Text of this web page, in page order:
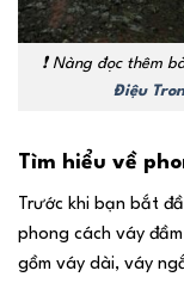
❗ Nàng đọc thêm
Điệu
Tìm hiểu về
Trước khi bạn bắt
phong cách váy
gồm váy dài, váy